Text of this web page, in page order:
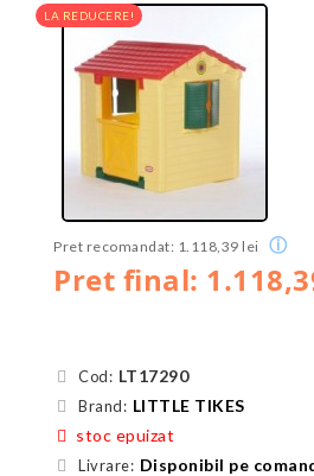
LA REDUCERE!
Pret final:
Pret recomandat: 1.118,39 lei ⓘ
Cod: LT17290
Brand: LITTLE TIKES
stoc epuizat
Livrare: Disponibil pe